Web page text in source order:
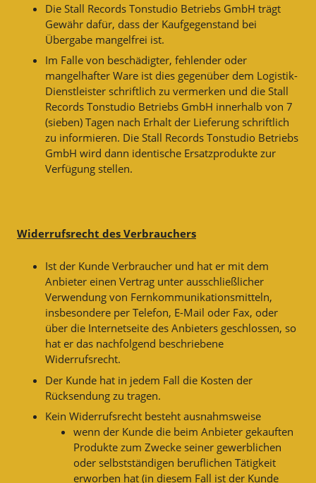
Die Stall Records Tonstudio Betriebs GmbH trägt
Gewähr dafür, dass der Kaufgegenstand bei
Übergabe mangelfrei ist.
Im Falle von beschädigter, fehlender oder
mangelhafter Ware ist dies gegenüber dem Logistik-
Dienstleister schriftlich zu vermerken und die Stall
Records Tonstudio Betriebs GmbH innerhalb von 7
(sieben) Tagen nach Erhalt der Lieferung schriftlich
zu informieren. Die Stall Records Tonstudio Betriebs
GmbH wird dann identische Ersatzprodukte zur
Verfügung stellen.
Widerrufsrecht des Verbrauchers
Ist der Kunde Verbraucher und hat er mit dem
Anbieter einen Vertrag unter ausschließlicher
Verwendung von Fernkommunikationsmitteln,
insbesondere per Telefon, E-Mail oder Fax, oder
über die Internetseite des Anbieters geschlossen, so
hat er das nachfolgend beschriebene
Widerrufsrecht.
Der Kunde hat in jedem Fall die Kosten der
Rücksendung zu tragen.
Kein Widerrufsrecht besteht ausnahmsweise
wenn der Kunde die beim Anbieter gekauften
Produkte zum Zwecke seiner gewerblichen
oder selbstständigen beruflichen Tätigkeit
erworben hat (in diesem Fall ist der Kunde